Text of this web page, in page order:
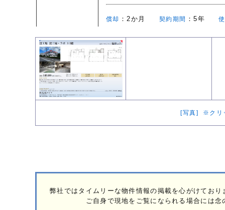
償却 ：2か月 契約期間 ：5年
[写真] ※クリ
弊社ではタイムリーな物件情報の掲載を心がけてお
ご自身で現地をご覧になられる場合には